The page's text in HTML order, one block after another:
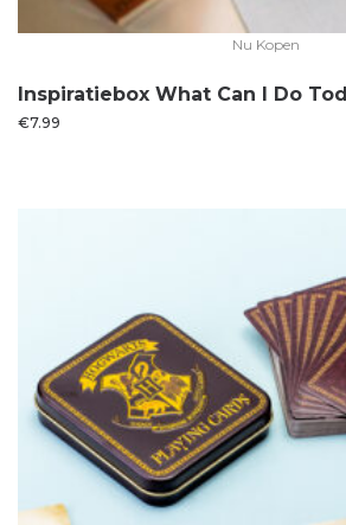
Nu Kopen
Inspiratiebox What Can I Do
€7.99